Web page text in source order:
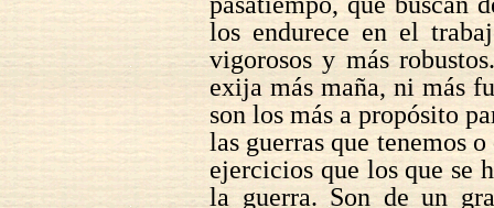
los endurece en el
vigorosos y más
exija más maña, ni más
son los más a propósito
las guerras que tenemos
ejercicios que los que se
la guerra. Son de un